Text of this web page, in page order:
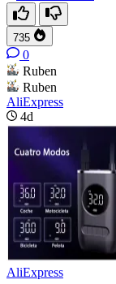
735
0
Ruben
Ruben
AliExpress
4d
AliExpress